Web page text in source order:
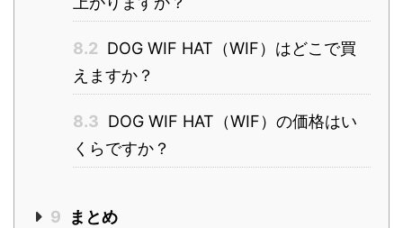
8.2 DOG WIF HAT（WIF）はどこで買
えますか？
8.3 DOG WIF HAT（WIF）の価格はい
くらですか？
9 まとめ